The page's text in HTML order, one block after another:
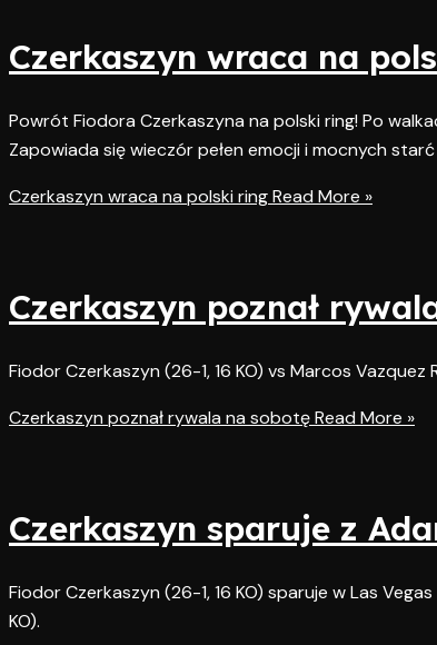
Czerkaszyn wraca na
Powrót Fiodora Czerkaszyna na polski ring! Po
Zapowiada się wieczór pełen emocji i mocnych
Czerkaszyn wraca na polski ringRead More »
Czerkaszyn poznał
Fiodor Czerkaszyn (26-1, 16 KO) vs Marcos Vazquez
Czerkaszyn poznał rywala na sobotęRead More »
Czerkaszyn sparuje z
Fiodor Czerkaszyn (26-1, 16 KO) sparuje w Las
KO).